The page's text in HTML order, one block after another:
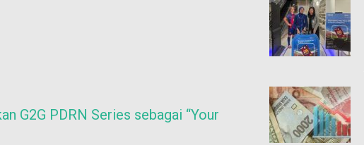
G2G PDRN Series sebagai “Your